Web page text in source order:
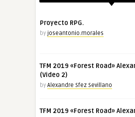
Proyecto RPG.
by joseantonio.morales
TFM 2019 «Forest Road»
(Video 2)
by Alexandre Sfez Sevillano
TFM 2019 «Forest Road»